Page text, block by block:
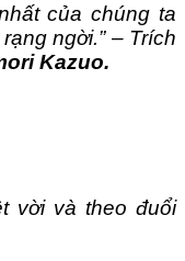
của chúng ta
ngời.” – Trích
Kazuo.
vời và theo đuổi